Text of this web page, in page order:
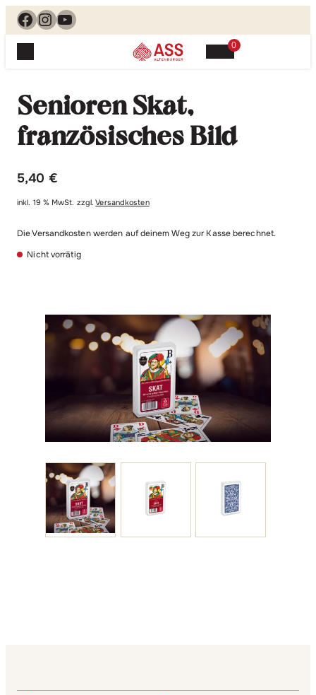
Facebook
Instagram
YouTube
0
Spielkarten
Themenwelten
Klassische Spiele
Lernspiele
Blog
Feedback
Anfrage
Shop
Shopübersicht
Alle Produkte im Überblick
Suchen, finden, spielen. Jetzt & hier.
Suchen
nach:
Senioren Skat,
französisches Bild
5,40 €
inkl. 19 % MwSt. zzgl.Versandkosten
Die Versandkosten werden auf deinem Weg zur Kasse berechnet.
Nicht vorrätig